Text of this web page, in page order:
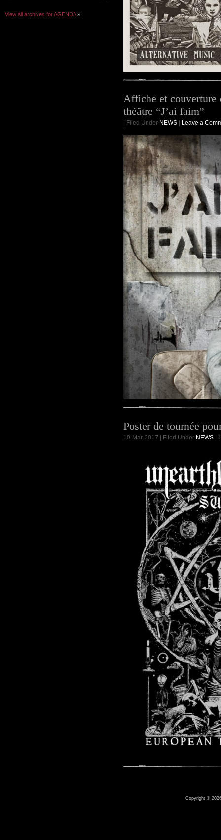
View all archives for AGENDA»
Affiche et couverture
théâtre “J’ai faim”
| Filed Under NEWS Leave a
Poster de tournée
10-Mar-2017 | Filed Under NEWS
Copyright ©